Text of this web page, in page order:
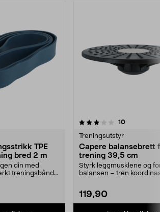
TPE
bred 2 m
din med
treningsbånd
10
Treningsutstyr
Capere balansebrett
trening 39,5 cm
Styrk leggmusklene og
balansen – tren
119,90
4.5av 5 stjerner